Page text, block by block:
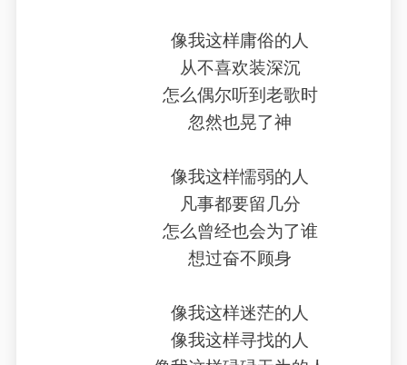
像我这样庸俗的人
从不喜欢装深沉
怎么偶尔听到老歌时
忽然也晃了神
像我这样懦弱的人
凡事都要留几分
怎么曾经也会为了谁
想过奋不顾身
像我这样迷茫的人
像我这样寻找的人